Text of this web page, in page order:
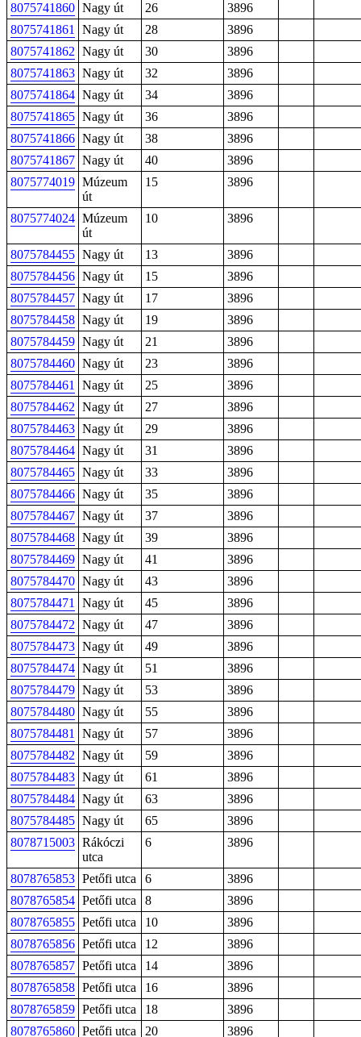
8075741860 Nagy út 26
3896
8075741861
Nagy út 28
3896
8075741862 Nagy út 30
3896
8075741863 Nagy út 32
3896
8075741864 Nagy út 34
3896
8075741865 Nagy út 36
3896
8075741866 Nagy út 38
3896
8075741867 Nagy út 40
3896
8075774019 Múzeum
út
15 3896
8075774024 Múzeum
út
10 3896
8075784455 Nagy út 13
3896
8075784456 Nagy út 15
3896
8075784457 Nagy út 17
3896
8075784458 Nagy út 19
3896
8075784459 Nagy út 21
3896
8075784460 Nagy út 23
3896
8075784461
Nagy út 25
3896
8075784462 Nagy út 27
3896
8075784463 Nagy út 29
3896
8075784464 Nagy út 31
3896
8075784465 Nagy út 33
3896
8075784466 Nagy út 35
3896
8075784467 Nagy út 37
3896
8075784468 Nagy út 39
3896
8075784469 Nagy út 41
3896
8075784470 Nagy út 43
3896
8075784471
Nagy út 45
3896
8075784472 Nagy út 47
3896
8075784473 Nagy út 49
3896
8075784474 Nagy út 51
3896
8075784479 Nagy út 53
3896
8075784480 Nagy út 55
3896
8075784481
Nagy út 57
3896
8075784482 Nagy út 59
3896
8075784483 Nagy út 61
3896
8075784484 Nagy út 63
3896
8075784485 Nagy út 65
3896
8078715003 Rákóczi
utca
6 3896
8078765853 Petőfi utca 6
3896
8078765854 Petőfi utca 8
3896
8078765855 Petőfi utca 10
3896
8078765856 Petőfi utca 12
3896
8078765857 Petőfi utca 14
3896
8078765858 Petőfi utca 16
3896
8078765859 Petőfi utca 18
3896
8078765860 Petőfi utca 20 3896